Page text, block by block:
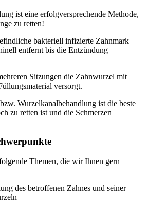
ist eine erfolgversprechende Methode,
zu retten!
bakteriell infizierte Zahnmark
entfernt bis die Entzündung
Sitzungen die Zahnwurzel mit
versorgt.
Wurzelkanalbehandlung ist die beste
zu retten ist und die Schmerzen
Themen, die wir Ihnen gern
des betroffenen Zahnes und seiner